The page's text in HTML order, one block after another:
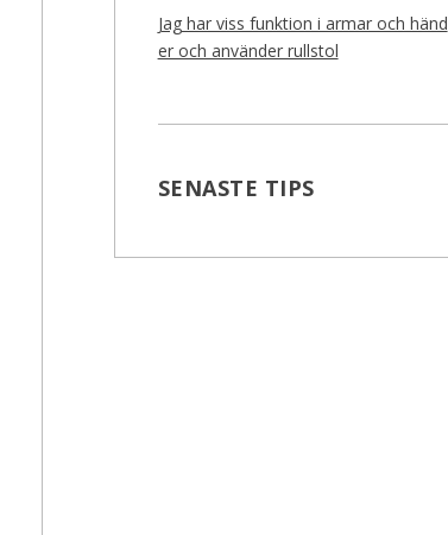
Jag har viss funktion i armar och händ
er och använder rullstol
SENASTE TIPS